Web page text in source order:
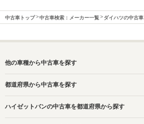
中古車トップ 中古車検索：メーカー一覧 ダイハツの中古車
他の車種から中古車を探す
都道府県から中古車を探す
ハイゼットバンの中古車を都道府県から探す